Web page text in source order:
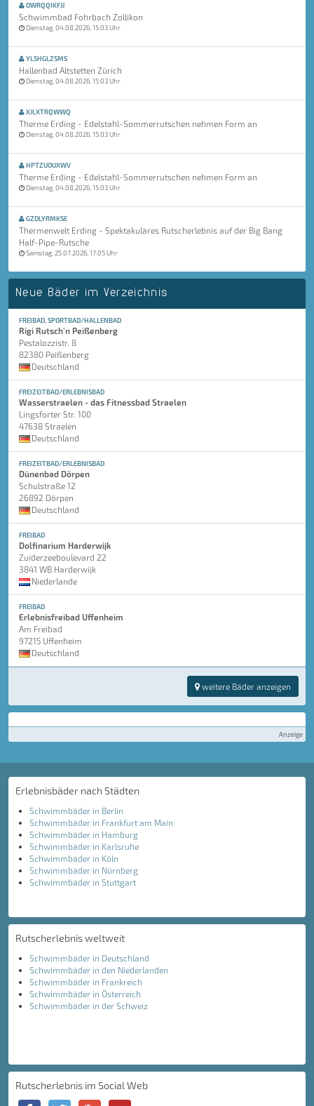
OWRQQIKFJJ
Schwimmbad Fohrbach Zollikon
Dienstag, 04.08.2026, 15:03 Uhr
YLSHGLZSMS
Hallenbad Altstetten Zürich
Dienstag, 04.08.2026, 15:03 Uhr
XJLXTRQWWQ
Therme Erding - Edelstahl-Sommerrutschen nehmen Form an
Dienstag, 04.08.2026, 15:03 Uhr
HPTZUOUXWV
Therme Erding - Edelstahl-Sommerrutschen nehmen Form an
Dienstag, 04.08.2026, 15:03 Uhr
GZDLYRMKSE
Thermenwelt Erding - Spektakuläres Rutscherlebnis auf der Big Bang
Half-Pipe-Rutsche
Samstag, 25.07.2026, 17:05 Uhr
Neue Bäder im Verzeichnis
FREIBAD, SPORTBAD/HALLENBAD
Rigi Rutsch'n Peißenberg
Pestalozzistr. 8
82380 Peißenberg
Deutschland
FREIZEITBAD/ERLEBNISBAD
Wasserstraelen - das Fitnessbad Straelen
Lingsforter Str. 100
47638 Straelen
Deutschland
FREIZEITBAD/ERLEBNISBAD
Dünenbad Dörpen
Schulstraße 12
26892 Dörpen
Deutschland
FREIBAD
Dolfinarium Harderwijk
Zuiderzeeboulevard 22
3841 WB Harderwijk
Niederlande
FREIBAD
Erlebnisfreibad Uffenheim
Am Freibad
97215 Uffenheim
Deutschland
weitere Bäder anzeigen
Anzeige
Erlebnisbäder nach Städten
Schwimmbäder in Berlin
Schwimmbäder in Frankfurt am Main
Schwimmbäder in Hamburg
Schwimmbäder in Karlsruhe
Schwimmbäder in Köln
Schwimmbäder in Nürnberg
Schwimmbäder in Stuttgart
Rutscherlebnis weltweit
Schwimmbäder in Deutschland
Schwimmbäder in den Niederlanden
Schwimmbäder in Frankreich
Schwimmbäder in Österreich
Schwimmbäder in der Schweiz
Rutscherlebnis im Social Web